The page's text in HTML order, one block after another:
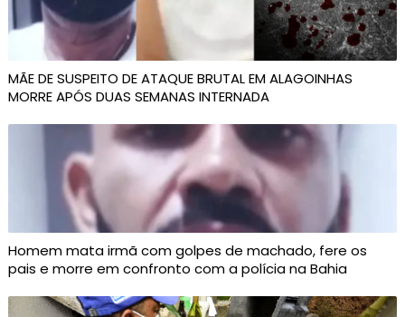
MÃE DE SUSPEITO DE ATAQUE BRUTAL EM ALAGOINHAS
MORRE APÓS DUAS SEMANAS INTERNADA
Homem mata irmã com golpes de machado, fere os
pais e morre em confronto com a polícia na Bahia